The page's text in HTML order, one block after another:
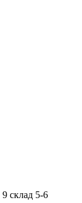
склад 5-6